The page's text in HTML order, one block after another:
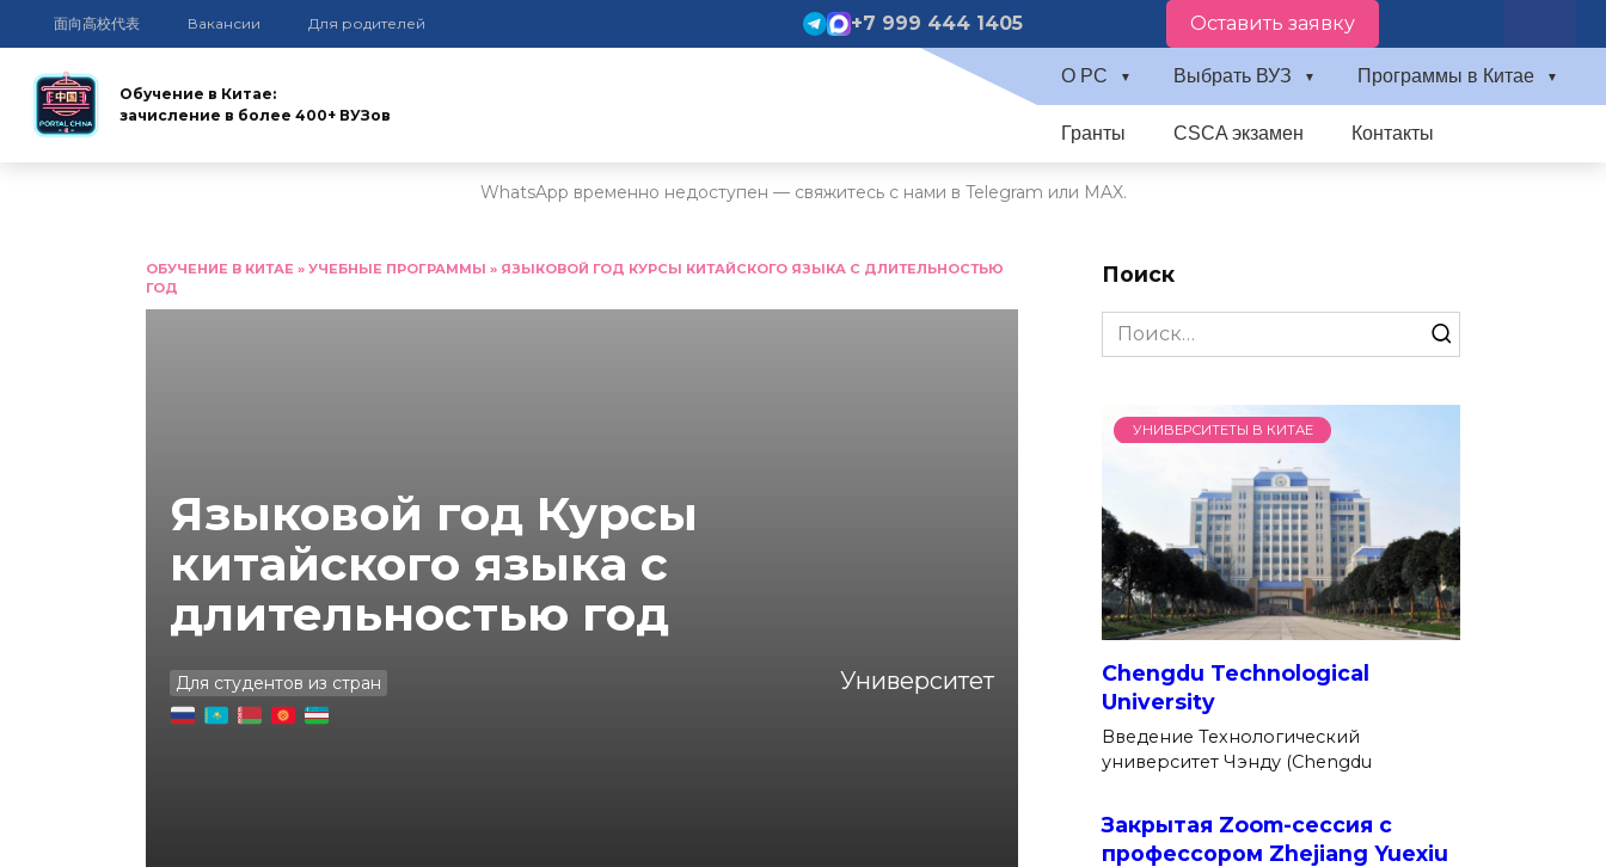
面向高校代表 Вакансии Для родителей +7 999 444 1405 Оставить заявку
Обучение в Китае:
зачисление в более 400+ ВУЗов
О PC Выбрать ВУЗ Программы в Китае
Гранты CSCA экзамен Контакты
WhatsApp временно недоступен — свяжитесь с нами в Telegram или MAX.
ОБУЧЕНИЕ В КИТАЕ » УЧЕБНЫЕ ПРОГРАММЫ » ЯЗЫКОВОЙ ГОД КУРСЫ КИТАЙСКОГО ЯЗЫКА С ДЛИТЕЛЬНОСТЬЮ
ГОД
Языковой год Курсы
китайского языка с
длительностью год
Для студентов из стран Университет
Поиск
Search
for:
УНИВЕРСИТЕТЫ В КИТАЕ
Chengdu Technological
University
Введение Технологический
университет Чэнду (Chengdu
Закрытая Zoom-сессия с
профессором Zhejiang Yuexiu